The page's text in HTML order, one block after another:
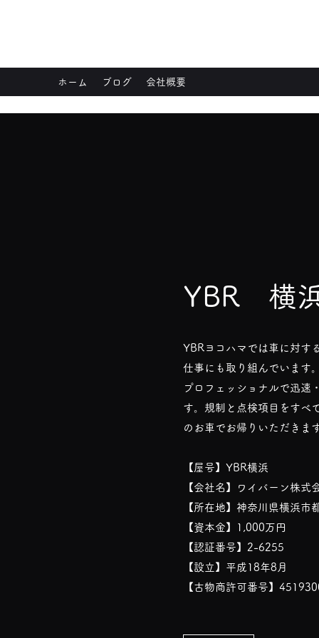
ホーム ブログ 会社概要
YBR 横
YBRヨコハマでは車に対す
仕事にも取り組んでいます
プロフェッショナルで迅速
す。規制と点検項目をすべ
のお車でお帰りいただきま
​【屋号】YBR横浜
【会社名】ワイバーン株式
【所在地】神奈川県横浜
【資本金】1,000万円
【認証番号】2-6255
【設立】平成18年8月
【古物商許可番号】